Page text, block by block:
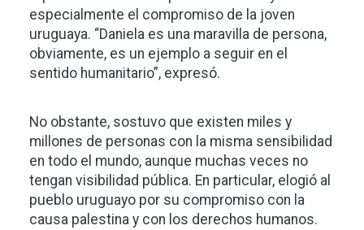
especialmente el compromiso de la joven
uruguaya. “Daniela es una maravilla de persona,
obviamente, es un ejemplo a seguir en el
sentido humanitario”, expresó.
No obstante, sostuvo que existen miles y
millones de personas con la misma sensibilidad
en todo el mundo, aunque muchas veces no
tengan visibilidad pública. En particular, elogió al
pueblo uruguayo por su compromiso con la
causa palestina y con los derechos humanos.